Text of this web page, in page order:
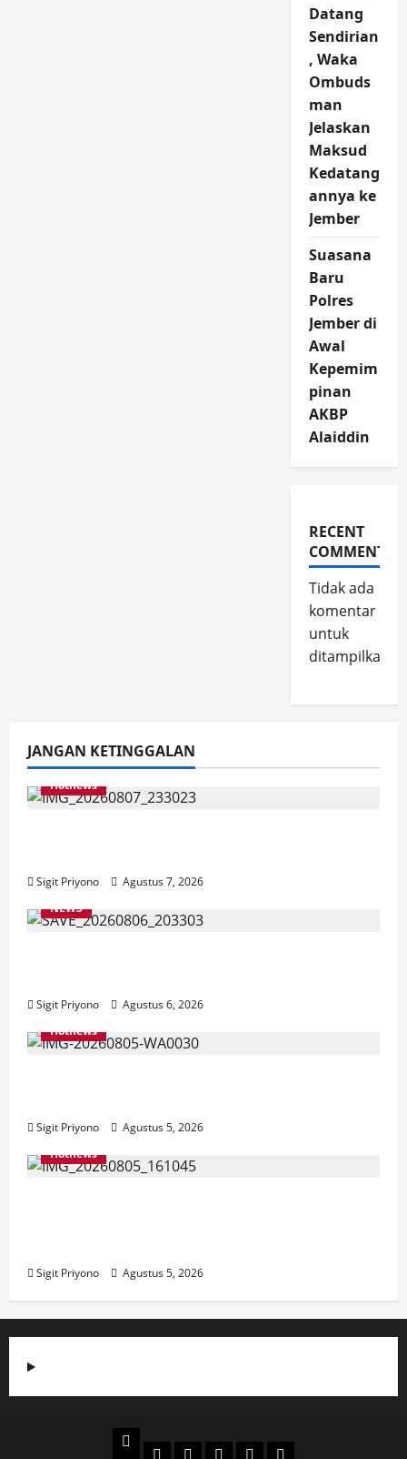
Datang
Sendirian
, Waka
Ombuds
man
Jelaskan
Maksud
Kedatang
annya ke
Jember
Suasana
Baru
Polres
Jember di
Awal
Kepemim
pinan
AKBP
Alaiddin
RECENT
COMMENTS
Tidak ada
komentar
untuk
ditampilkan.
JANGAN KETINGGALAN
Hotnews
Sigit Priyono
Agustus 7, 2026
NEWS
Sigit Priyono
Agustus 6, 2026
Hotnews
Sigit Priyono
Agustus 5, 2026
Hotnews
Sigit Priyono Agustus 5, 2026
Beranda
PolitikOtomotifEkonomiSosialtentang